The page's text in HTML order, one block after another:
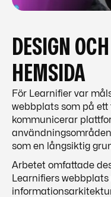
DESIGN
HEMSIDA
För Learnifier var
webbplats som på
kommunicerar
som en långsiktig
Arbetet omfattade
Learnifiers